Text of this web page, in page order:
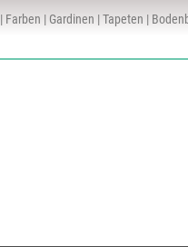
| Farben | Gardinen | Tapeten |